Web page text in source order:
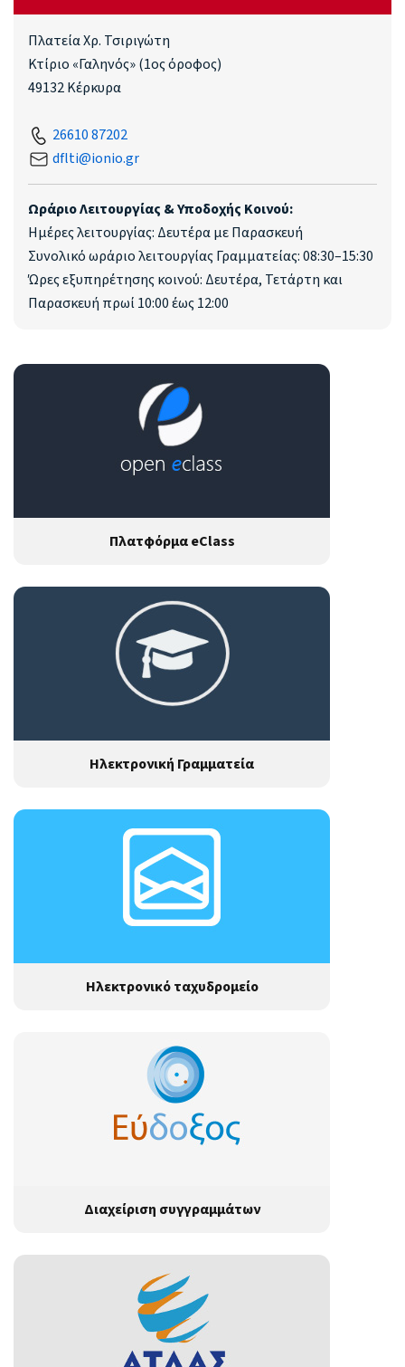
Πλατεία Χρ. Τσιριγώτη
Κτίριο «Γαληνός» (1ος όροφος)
49132 Κέρκυρα
26610 87202
dflti@ionio.gr
Ωράριο Λειτουργίας & Υποδοχής Κοινού:
Ημέρες λειτουργίας: Δευτέρα με Παρασκευή
Συνολικό ωράριο λειτουργίας Γραμματείας: 08:30–15:30
Ώρες εξυπηρέτησης κοινού: Δευτέρα, Τετάρτη και
Παρασκευή πρωί 10:00 έως 12:00
Πλατφόρμα eClass
Ηλεκτρονική Γραμματεία
Ηλεκτρονικό ταχυδρομείο
Διαχείριση συγγραμμάτων